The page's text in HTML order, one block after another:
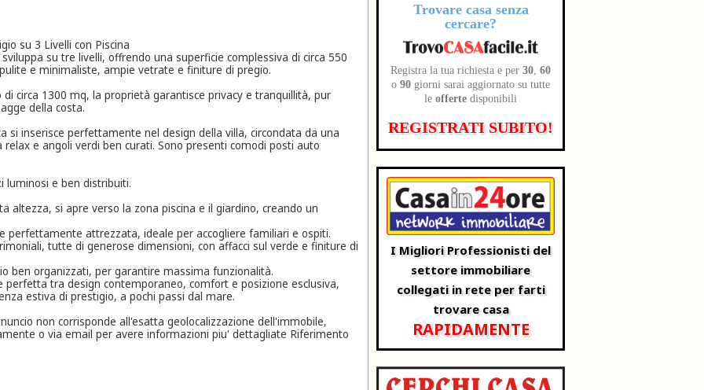
su 3 Livelli con Piscina
su tre livelli, offrendo una superficie complessiva di circa 550
e minimaliste, ampie vetrate e finiture di pregio.
circa 1300 mq, la proprietà garantisce privacy e tranquillità, pur
della costa.
si inserisce perfettamente nel design della villa, circondata da una
e angoli verdi ben curati. Sono presenti comodi posti auto
luminosi e ben distribuiti.
altezza, si apre verso la zona piscina e il giardino, creando un
perfettamente attrezzata, ideale per accogliere familiari e ospiti.
tutte di generose dimensioni, con affacci sul verde e finiture di
ben organizzati, per garantire massima funzionalità.
tra design contemporaneo, comfort e posizione esclusiva,
estiva di prestigio, a pochi passi dal mare.
non corrisponde all'esatta geolocalizzazione dell'immobile,
o via email per avere informazioni piu' dettagliate Riferimento
Trovare casa senza
cercare?
Registra la tua richiesta e per 30, 60
o 90 giorni sarai aggiornato su tutte
le offerte disponibili
REGISTRATI SUBITO!
I Migliori Professionisti del
settore immobiliare
collegati in rete per farti
trovare casa
RAPIDAMENTE